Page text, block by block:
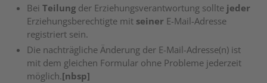
Bei Teilung der Erziehungsverantwortung sollte jeder
Erziehungsberechtigte mit seiner E-Mail-Adresse
registriert sein.
Die nachträgliche Änderung der E-Mail-Adresse(n) ist
mit dem gleichen Formular ohne Probleme jederzeit
möglich.[nbsp]